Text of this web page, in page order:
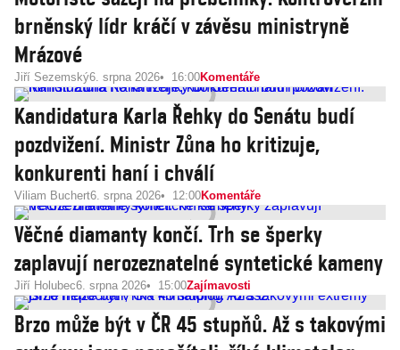
brněnský lídr kráčí v závěsu ministryně
Mrázové
Jiří Sezemský6. srpna 2026 16:00Komentáře
Kandidatura Karla Řehky do Senátu budí
pozdvižení. Ministr Zůna ho kritizuje,
konkurenti haní i chválí
Viliam Buchert6. srpna 2026 12:00Komentáře
Věčné diamanty končí. Trh se šperky
zaplavují nerozeznatelné syntetické kameny
Jiří Holubec6. srpna 2026 15:00Zajímavosti
Brzo může být v ČR 45 stupňů. Až s takovými